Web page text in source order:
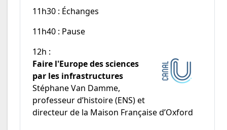
11h30 : Échanges
11h40 : Pause
12h :
Faire l'Europe des sciences
par les infrastructures
Stéphane Van Damme,
professeur d’histoire (ENS) et
directeur de la Maison Française d’Oxford